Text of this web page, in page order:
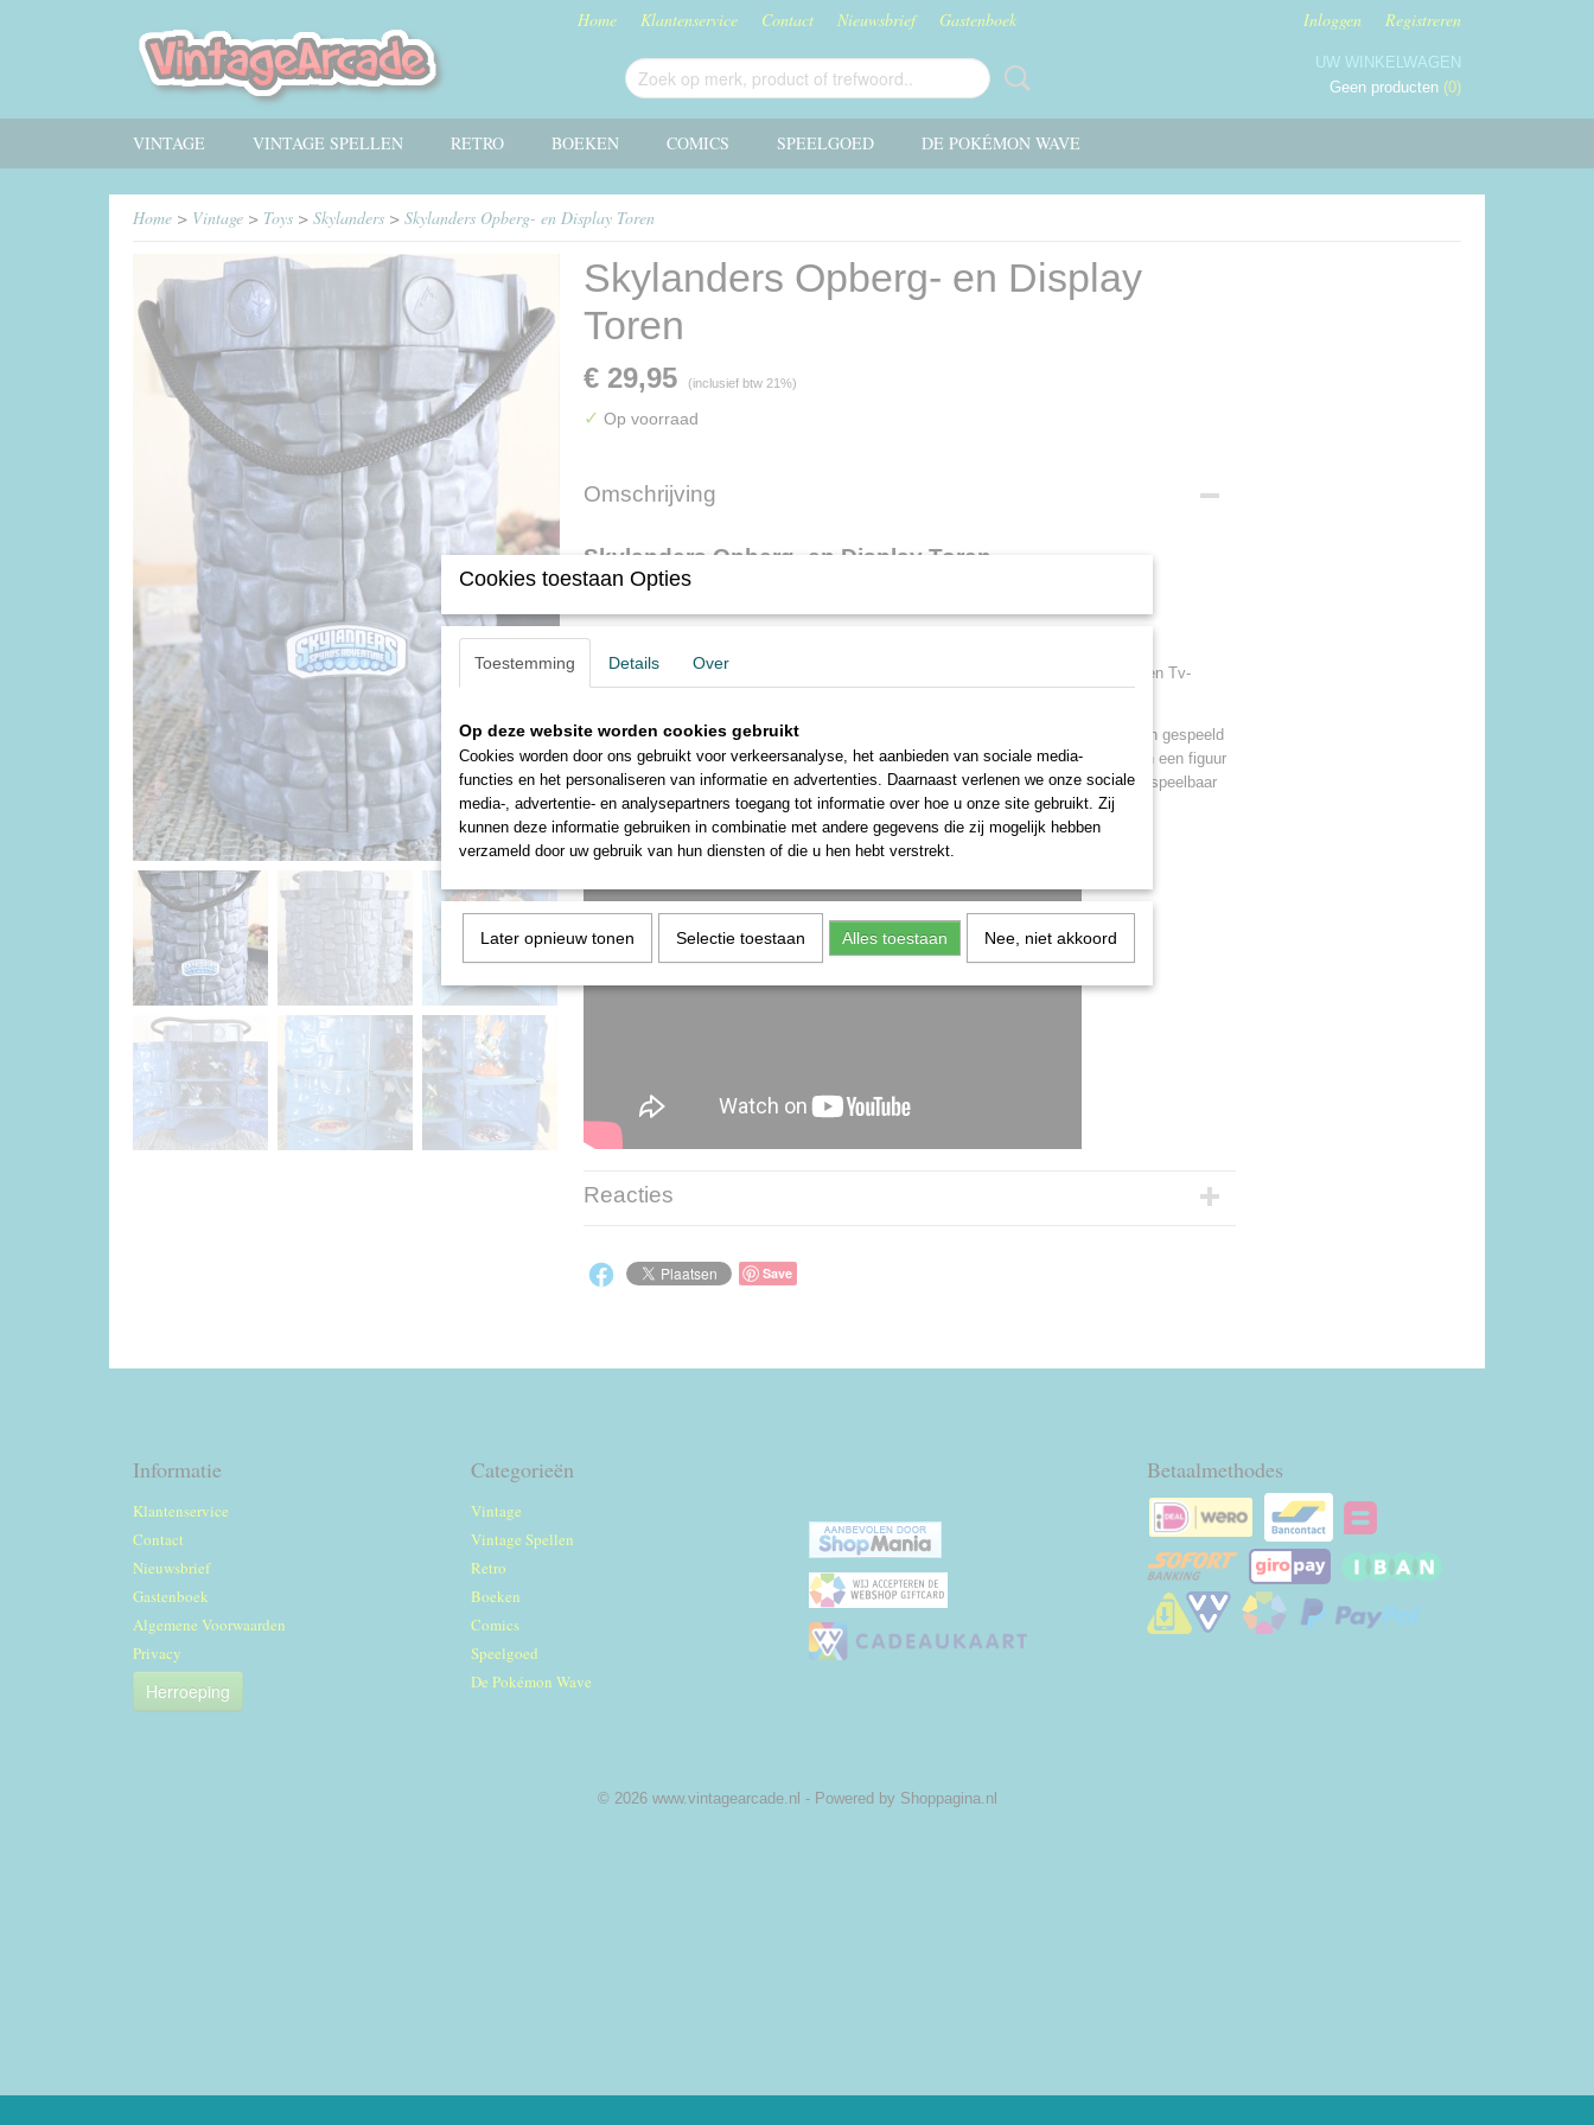
Home Klantenservice Contact Nieuwsbrief Gastenboek Inloggen Registreren
UW WINKELWAGEN
Geen producten (0)
VINTAGE VINTAGE SPELLEN RETRO BOEKEN COMICS SPEELGOED DE POKÉMON WAVE
Home > Vintage > Toys > Skylanders > Skylanders Opberg- en Display Toren
Skylanders Opberg- en Display
Toren
€ 29,95 (inclusief btw 21%)
✓ Op voorraad
Omschrijving
Skylanders Opberg- en Display Toren
Inclusief
BG Games Torretta Skylanders. Producttype: Verzamelfiguur, Op basis van: Film en Tv-
Skylanders is een computerspelserie uitgegeven door Activision. De spellen worden gespeeld
door het plaatsen van figuren op de 'Portal of Power', een apparaat dat de code van een figuur
uitleest door middel van NFC en daarmee het figuur 'importeert' in het spel als een speelbaar
personage.
Reacties
Save
Informatie
Klantenservice
Contact
Nieuwsbrief
Gastenboek
Algemene Voorwaarden
Privacy
Herroeping
Categorieën
Vintage
Vintage Spellen
Retro
Boeken
Comics
Speelgoed
De Pokémon Wave
Betaalmethodes
© 2026 www.vintagearcade.nl - Powered by Shoppagina.nl
Cookies toestaan Opties
Toestemming Details Over
Op deze website worden cookies gebruikt
Cookies worden door ons gebruikt voor verkeersanalyse, het aanbieden van sociale media-
functies en het personaliseren van informatie en advertenties. Daarnaast verlenen we onze sociale
media-, advertentie- en analysepartners toegang tot informatie over hoe u onze site gebruikt. Zij
kunnen deze informatie gebruiken in combinatie met andere gegevens die zij mogelijk hebben
verzameld door uw gebruik van hun diensten of die u hen hebt verstrekt.
Later opnieuw tonen Selectie toestaan Alles toestaan Nee, niet akkoord